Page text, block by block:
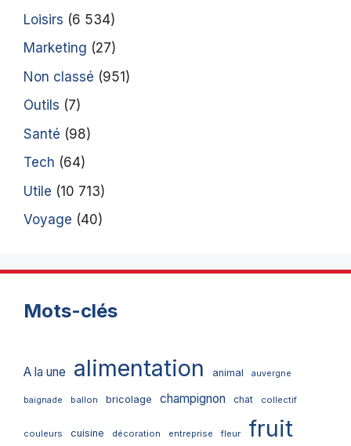
Loisirs (6 534)
Marketing (27)
Non classé (951)
Outils (7)
Santé (98)
Tech (64)
Utile (10 713)
Voyage (40)
Mots-clés
A la une alimentation animal auvergne
baignade ballon bricolage champignon chat collectif
couleurs cuisine décoration entreprise fleur fruit